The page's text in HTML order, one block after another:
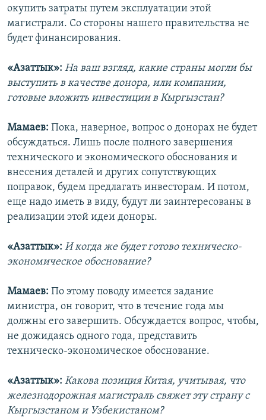
окупить затраты путем эксплуатации этой
магистрали. Со стороны нашего правительства не
будет финансирования.
«Азаттык»: На ваш взгляд, какие страны могли бы
выступить в качестве донора, или компании,
готовые вложить инвестиции в Кыргызстан?
Мамаев: Пока, наверное, вопрос о донорах не будет
обсуждаться. Лишь после полного завершения
технического и экономического обоснования и
внесения деталей и других сопутствующих
поправок, будем предлагать инвесторам. И потом,
еще надо иметь в виду, будут ли заинтересованы в
реализации этой идеи доноры.
«Азаттык»: И когда же будет готово техническо-
экономическое обоснование?
Мамаев: По этому поводу имеется задание
министра, он говорит, что в течение года мы
должны его завершить. Обсуждается вопрос, чтобы,
не дожидаясь одного года, представить
техническо-экономическое обоснование.
«Азаттык»: Какова позиция Китая, учитывая, что
железнодорожная магистраль свяжет эту страну с
Кыргызстаном и Узбекистаном?